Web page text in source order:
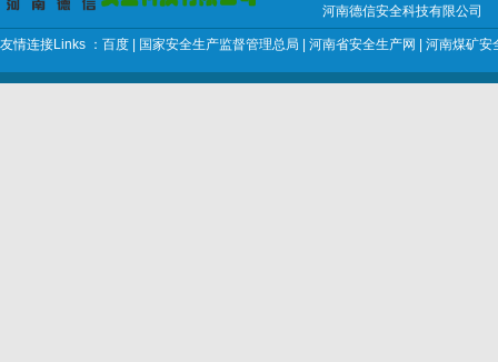
河南德信安全科技有限公司
友情连接Links ： 百度 国家安全生产监督管理总局 河南省安全生产网 河南煤矿安